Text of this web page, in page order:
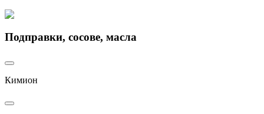
Подправки, сосове, масла
Кимион